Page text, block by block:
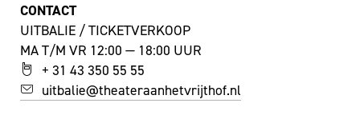
CONTACT
UITBALIE / TICKETVERKOOP
MA T/M VR 12:00 — 18:00 UUR
+ 31 43 350 55 55
uitbalie@theateraanhetvrijthof.nl